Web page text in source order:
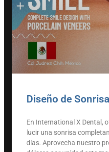
Diseño de Sonrisa
En International X Dental,
lucir una sonrisa
días. Aprovecha nuestro